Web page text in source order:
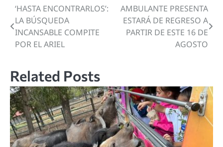
Navegación
de
entradas
‘HASTA ENCONTRARLOS’:
LA BÚSQUEDA
INCANSABLE COMPITE
POR EL ARIEL
AMBULANTE PRESENTA
ESTARÁ DE REGRESO A
PARTIR DE ESTE 16 DE
AGOSTO
Related Posts